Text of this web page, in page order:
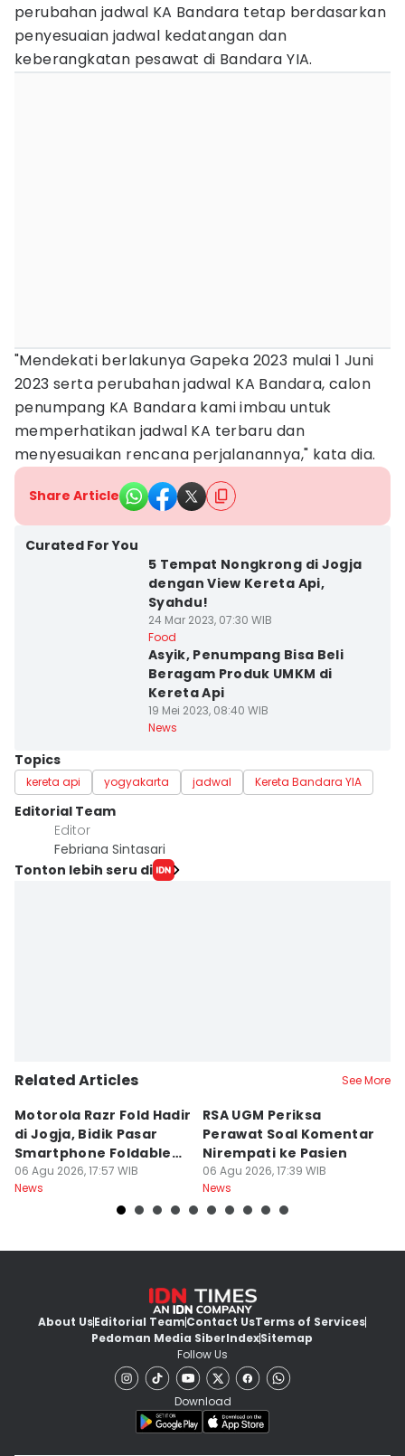
perubahan jadwal KA Bandara tetap berdasarkan
penyesuaian jadwal kedatangan dan
keberangkatan pesawat di Bandara YIA.
"Mendekati berlakunya Gapeka 2023 mulai 1 Juni
2023 serta perubahan jadwal KA Bandara, calon
penumpang KA Bandara kami imbau untuk
memperhatikan jadwal KA terbaru dan
menyesuaikan rencana perjalanannya," kata dia.
Share Article
Curated For You
5 Tempat Nongkrong di Jogja
dengan View Kereta Api,
Syahdu!
24 Mar 2023, 07:30 WIB
Food
Asyik, Penumpang Bisa Beli
Beragam Produk UMKM di
Kereta Api
19 Mei 2023, 08:40 WIB
News
Topics
kereta api yogyakarta jadwal Kereta Bandara YIA
Editorial Team
Editor
Febriana Sintasari
Tonton lebih seru di
Related Articles See More
Motorola Razr Fold Hadir
di Jogja, Bidik Pasar
Smartphone Foldable
Premium
06 Agu 2026, 17:57 WIB
News
RSA UGM Periksa
Perawat Soal Komentar
Nirempati ke Pasien
06 Agu 2026, 17:39 WIB
News
About UsEditorial TeamContact UsTerms of Services
Pedoman Media SiberIndexSitemap
Follow Us
Download